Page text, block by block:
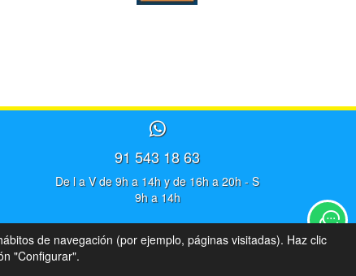
91 543 18 63
De l a V de 9h a 14h y de 16h a 20h - S
9h a 14h
de navegación (por ejemplo, páginas visitadas). Haz clic
"Configurar".